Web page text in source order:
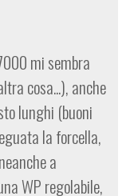
mi sembra
cosa...), anche
lunghi (buoni
la forcella,
a
WP regolabile,